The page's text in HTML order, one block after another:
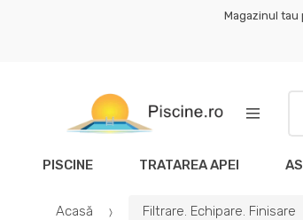
Magazinul tau
PISCINE TRATAREA APEI
Acasă Filtrare. Echipare. Finisare